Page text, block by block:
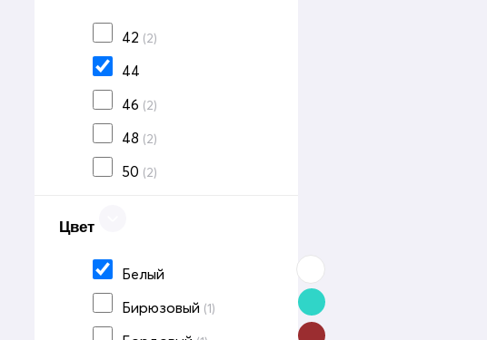
42 (2)
44
46 (2)
48 (2)
50 (2)
Цвет
Белый
Бирюзовый (1)